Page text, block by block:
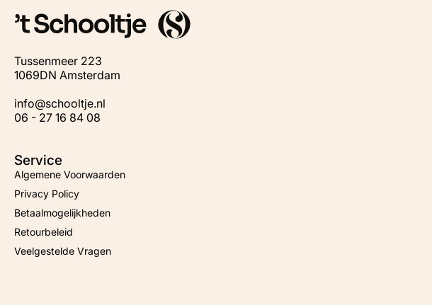
Tussenmeer 223
1069DN Amsterdam
info@schooltje.nl
06 - 27 16 84 08
Service
Algemene Voorwaarden
Privacy Policy
Betaalmogelijkheden
Retourbeleid
Veelgestelde Vragen